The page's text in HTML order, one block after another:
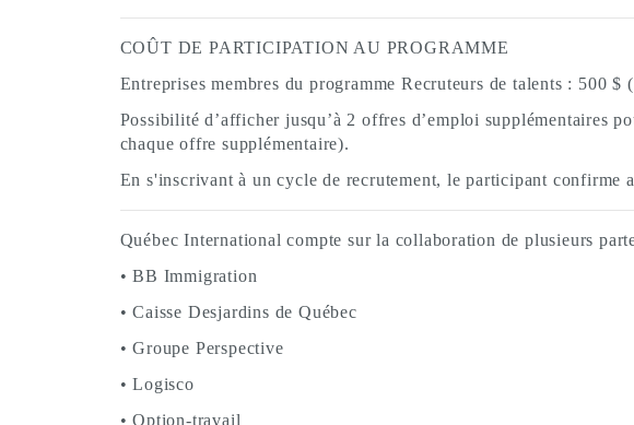
COÛT DE PARTICIPATION AU PROGRAMME
Entreprises membres du programme Recruteurs de talents : 500
Possibilité d’afficher jusqu’à 2 offres d’emploi supplémentaires
chaque offre supplémentaire).
En s'inscrivant à un cycle de recrutement, le participant confirme
Québec International compte sur la collaboration de plusieurs
• BB Immigration
• Caisse Desjardins de Québec
• Groupe Perspective
• Logisco
• Option-travail